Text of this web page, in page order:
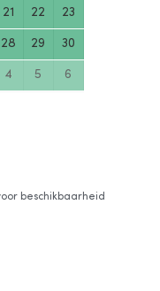
21 22 23
28 29 30
4 5 6
beschikbaarheid